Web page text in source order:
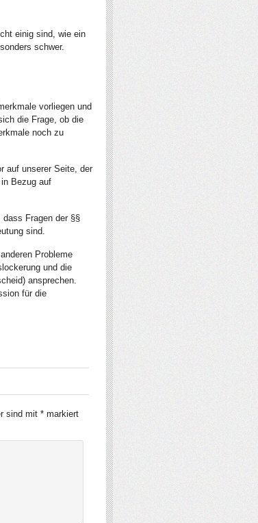
einig sind, wie ein
schwer.
vorliegen und
die Frage, ob die
noch zu
auf unserer Seite, der
Bezug auf
Fragen der §§
sind.
Probleme
und die
ansprechen.
für die
sind mit * markiert